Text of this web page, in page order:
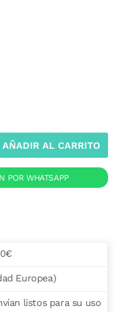
AÑADIR AL CARRITO
POR WHATSAPP
Europea)
listos para su uso